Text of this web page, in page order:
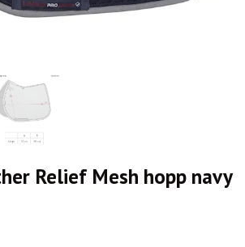
Relief Mesh hopp navy